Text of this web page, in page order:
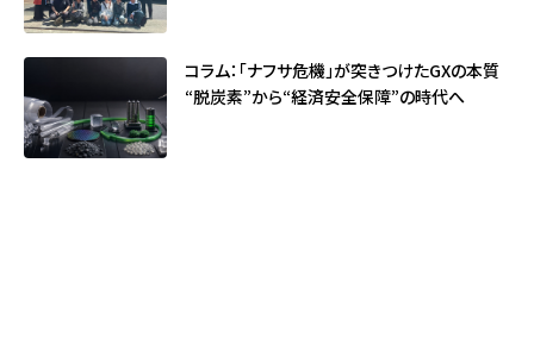
コラム：「ナフサ危機」が突きつけたGXの本質
――“脱炭素”から“経済安全保障”の時代へ